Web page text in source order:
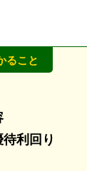
ること
利回り